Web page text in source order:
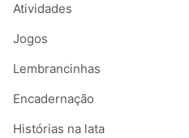
Atividades
Jogos
Lembrancinhas
Encadernação
Histórias na lata